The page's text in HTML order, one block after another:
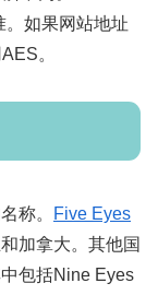
。如果网站地址
。
称。
Five Eyes
加拿大。其他国
包括Nine Eyes